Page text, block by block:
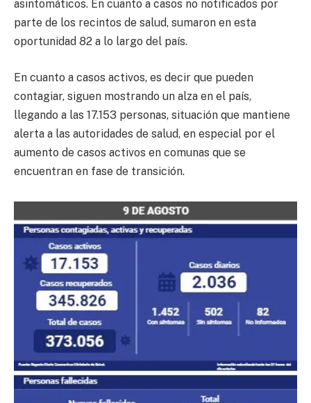
asintomáticos. En cuanto a casos no notificados por
parte de los recintos de salud, sumaron en esta
oportunidad 82 a lo largo del país.
En cuanto a casos activos, es decir que pueden
contagiar, siguen mostrando un alza en el país,
llegando a las 17.153 personas, situación que mantiene
alerta a las autoridades de salud, en especial por el
aumento de casos activos en comunas que se
encuentran en fase de transición.